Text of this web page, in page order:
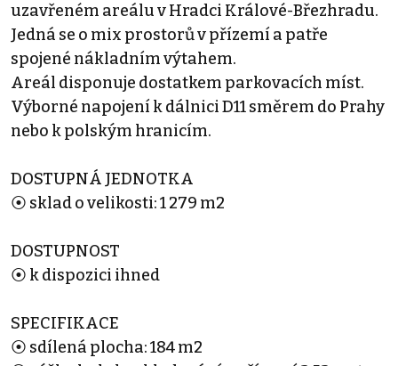
uzavřeném areálu v Hradci Králové-Březhradu.
Jedná se o mix prostorů v přízemí a patře
spojené nákladním výtahem.
Areál disponuje dostatkem parkovacích míst.
Výborné napojení k dálnici D11 směrem do Prahy
nebo k polským hranicím.
DOSTUPNÁ JEDNOTKA
⦿ sklad o velikosti: 1 279 m2
DOSTUPNOST
⦿ k dispozici ihned
SPECIFIKACE
⦿ sdílená plocha: 184 m2